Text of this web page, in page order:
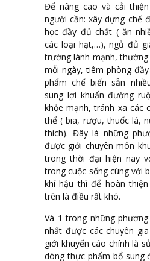
Để nâng cao và cải
người cần: xây dựng chế
học đầy đủ chất ( ăn
các loại hạt,…), ngủ đủ
trường lành mạnh,
mỗi ngày, tiêm phòng
phẩm chế biến sẵn
sung lợi khuẩn đường
khỏe mạnh, tránh xa các
thể ( bia, rượu, thuốc lá,
thích). Đây là những
được giới chuyên môn
trong thời đại hiện nay
trong cuộc sống cùng với
khí hậu thì để hoàn
trên là điều rất khó.
Và 1 trong những
nhất được các chuyên
giới khuyến cáo chính là
dòng thực phẩm bổ sung